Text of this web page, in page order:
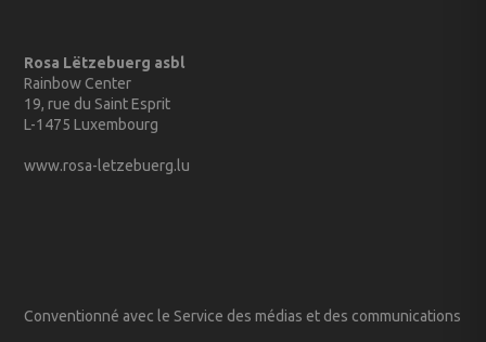
Rosa Lëtzebuerg asbl
Rainbow Center
19, rue du Saint Esprit
L-1475 Luxembourg
www.rosa-letzebuerg.lu
Conventionné avec le Service des médias et des communications